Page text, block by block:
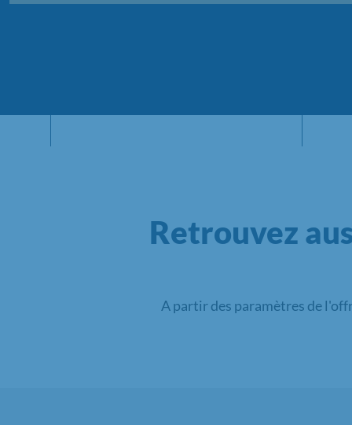
Retrouvez
A partir des paramètres de